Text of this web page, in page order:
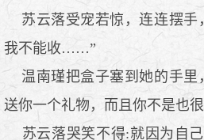
苏云落受宠若惊，连连摆手
我不能收……”
温南瑾把盒子塞到她的手里
送你一个礼物，而且你不是也
苏云落哭笑不得:就因为自